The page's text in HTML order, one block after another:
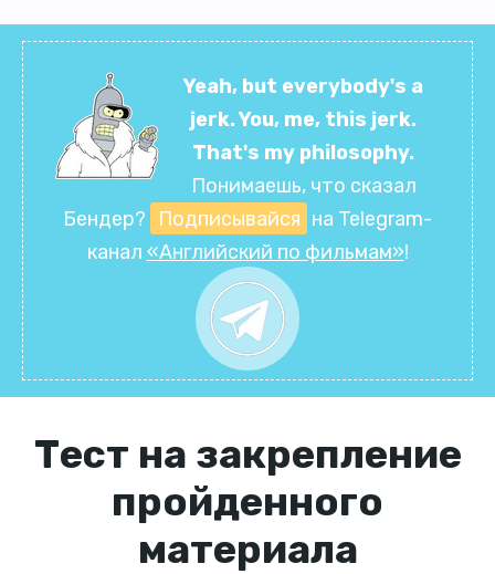
Yeah, but everybody's a
jerk. You, me, this jerk.
That's my philosophy.
Понимаешь, что сказал
Бендер?
Подписывайся на Telegram-
канал «Английский по фильмам»!
Тест на закрепление
пройденного
материала